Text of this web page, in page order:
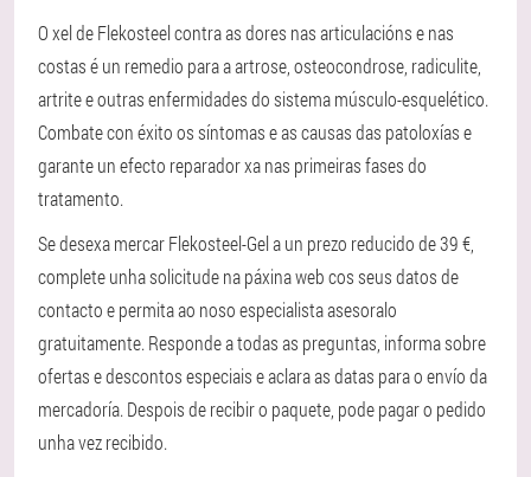
O xel de Flekosteel contra as dores nas articulacións e nas
costas é un remedio para a artrose, osteocondrose, radiculite,
artrite e outras enfermidades do sistema músculo-esquelético.
Combate con éxito os síntomas e as causas das patoloxías e
garante un efecto reparador xa nas primeiras fases do
tratamento.
Se desexa mercar Flekosteel-Gel a un prezo reducido de 39 €,
complete unha solicitude na páxina web cos seus datos de
contacto e permita ao noso especialista asesoralo
gratuitamente. Responde a todas as preguntas, informa sobre
ofertas e descontos especiais e aclara as datas para o envío da
mercadoría. Despois de recibir o paquete, pode pagar o pedido
unha vez recibido.